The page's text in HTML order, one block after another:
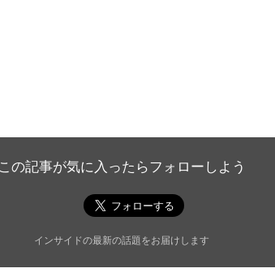
この記事が気に入ったらフォローしよう
インサイドの最新の話題をお届けします